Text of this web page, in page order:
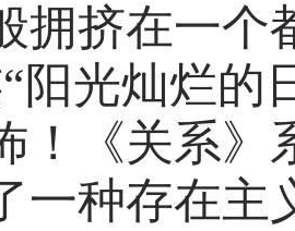
拥挤在一个
阳光灿烂的
！《关系》
一种存在主